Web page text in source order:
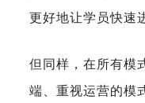
更好地让学员快速
但同样，在所有模
端、重视运营的模